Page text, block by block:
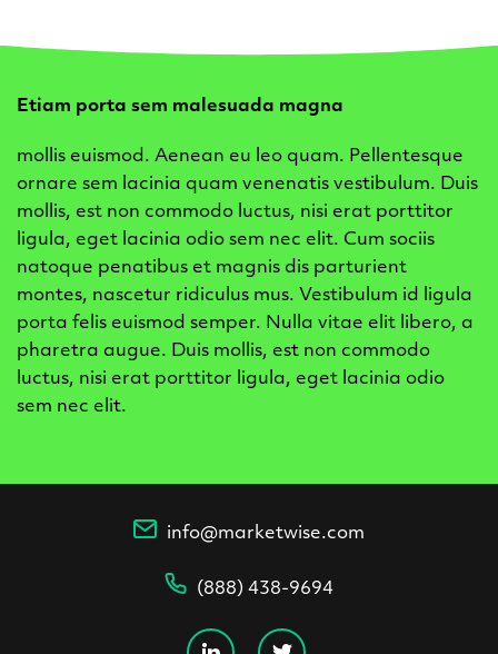
Etiam porta sem malesuada magna
mollis euismod. Aenean eu leo quam. Pellentesque
ornare sem lacinia quam venenatis vestibulum. Duis
mollis, est non commodo luctus, nisi erat porttitor
ligula, eget lacinia odio sem nec elit. Cum sociis
natoque penatibus et magnis dis parturient
montes, nascetur ridiculus mus. Vestibulum id ligula
porta felis euismod semper. Nulla vitae elit libero, a
pharetra augue. Duis mollis, est non commodo
luctus, nisi erat porttitor ligula, eget lacinia odio
sem nec elit.
info@marketwise.com
(888) 438-9694